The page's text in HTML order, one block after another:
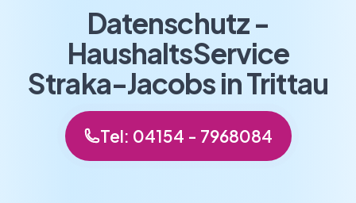
Datenschutz -
HaushaltsService
Straka-Jacobs in Trittau
Tel: 04154 - 7968084